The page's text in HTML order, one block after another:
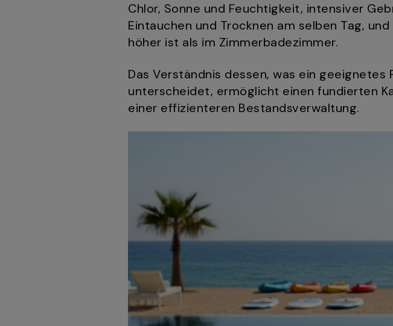
Chlor, Sonne und Feuchtigkeit, intensiver
Eintauchen und Trocknen am selben Tag,
höher ist als im Zimmerbadezimmer.
Das Verständnis dessen, was ein
unterscheidet, ermöglicht einen fundierten
einer effizienteren Bestandsverwaltung.